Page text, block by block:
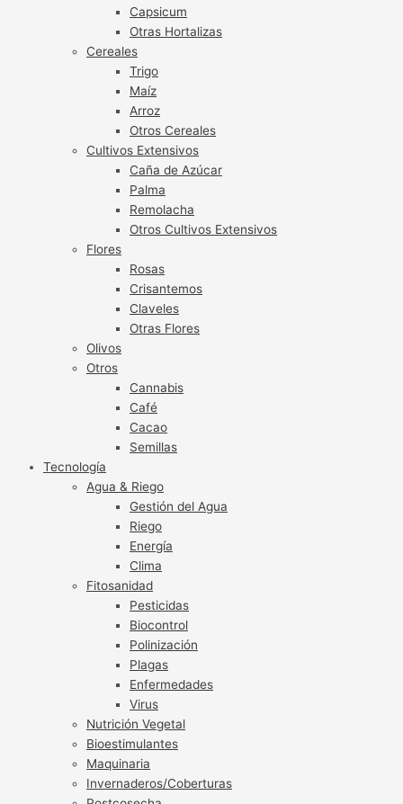
Capsicum
Otras Hortalizas
Cereales
Trigo
Maíz
Arroz
Otros Cereales
Cultivos Extensivos
Caña de Azúcar
Palma
Remolacha
Otros Cultivos Extensivos
Flores
Rosas
Crisantemos
Claveles
Otras Flores
Olivos
Otros
Cannabis
Café
Cacao
Semillas
Tecnología
Agua & Riego
Gestión del Agua
Riego
Energía
Clima
Fitosanidad
Pesticidas
Biocontrol
Polinización
Plagas
Enfermedades
Virus
Nutrición Vegetal
Bioestimulantes
Maquinaria
Invernaderos/Coberturas